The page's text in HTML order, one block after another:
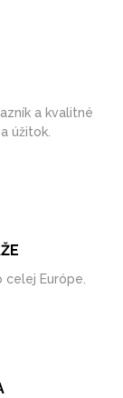
a kvalitné
úžitok.
celej Európe.